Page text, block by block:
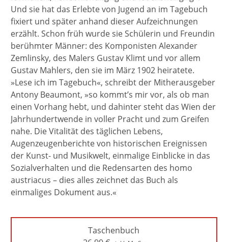
Und sie hat das Erlebte von Jugend an im Tagebuch
fixiert und später anhand dieser Aufzeichnungen
erzählt. Schon früh wurde sie Schülerin und Freundin
berühmter Männer: des Komponisten Alexander
Zemlinsky, des Malers Gustav Klimt und vor allem
Gustav Mahlers, den sie im März 1902 heiratete.
»Lese ich im Tagebuch«, schreibt der Mitherausgeber
Antony Beaumont, »so kommt’s mir vor, als ob man
einen Vorhang hebt, und dahinter steht das Wien der
Jahrhundertwende in voller Pracht und zum Greifen
nahe. Die Vitalität des täglichen Lebens,
Augenzeugenberichte von historischen Ereignissen
der Kunst- und Musikwelt, einmalige Einblicke in das
Sozialverhalten und die Redensarten des homo
austriacus – dies alles zeichnet das Buch als
einmaliges Dokument aus.«
Taschenbuch